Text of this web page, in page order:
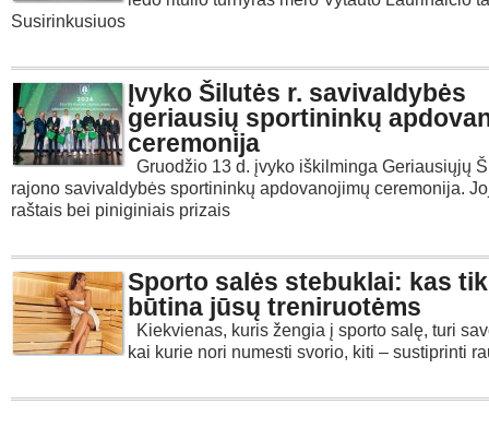
Susirinkusiuos
Įvyko Šilutės r. savivaldybės
geriausių sportininkų
ceremonija
Gruodžio 13 d. įvyko iškilminga Geriausiųjų
rajono savivaldybės sportininkų apdovanojimų ceremonija.
raštais bei piniginiais prizais
Sporto salės stebuklai: kas
būtina jūsų treniruotėms
Kiekvienas, kuris žengia į sporto salę, turi
kai kurie nori numesti svorio, kiti – sustiprinti